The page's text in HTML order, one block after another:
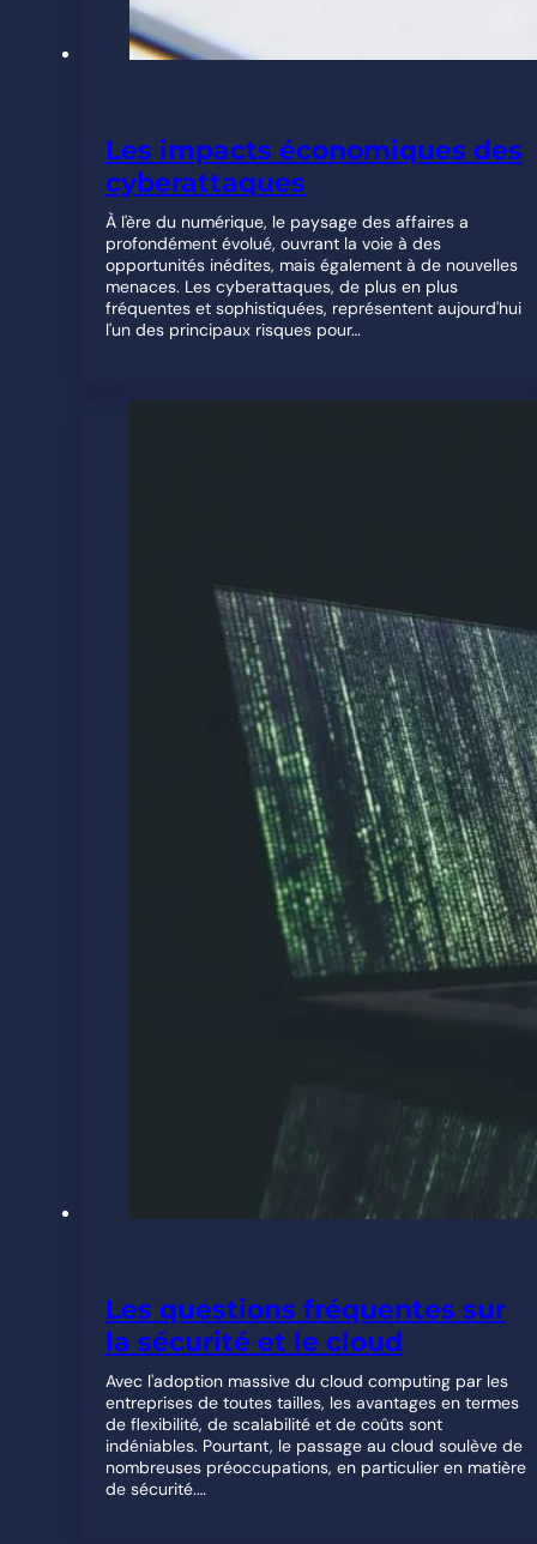
Les impacts économiques des
cyberattaques
À l'ère du numérique, le paysage des affaires a
profondément évolué, ouvrant la voie à des
opportunités inédites, mais également à de nouvelles
menaces. Les cyberattaques, de plus en plus
fréquentes et sophistiquées, représentent aujourd'hui
l'un des principaux risques pour…
Les questions fréquentes sur
la sécurité et le cloud
Avec l'adoption massive du cloud computing par les
entreprises de toutes tailles, les avantages en termes
de flexibilité, de scalabilité et de coûts sont
indéniables. Pourtant, le passage au cloud soulève de
nombreuses préoccupations, en particulier en matière
de sécurité.…